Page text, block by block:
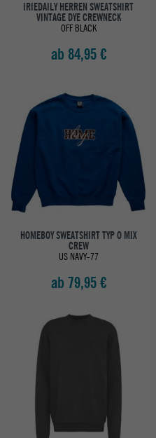
IRIEDAILY HERREN SWEATSHIRT
VINTAGE DYE CREWNECK
OFF BLACK
ab 84,95 €
HOMEBOY SWEATSHIRT TYP O MIX
CREW
US NAVY-77
ab 79,95 €